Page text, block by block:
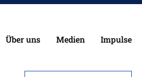
Über uns Medien Impulse